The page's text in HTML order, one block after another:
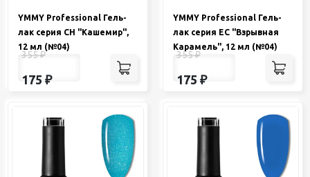
YMMY Professional Гель-
лак серия CH "Кашемир",
12 мл (№04)
355₽
175 ₽
YMMY Professional Гель-
лак серия EC "Взрывная
Карамель", 12 мл (№04)
355₽
175 ₽